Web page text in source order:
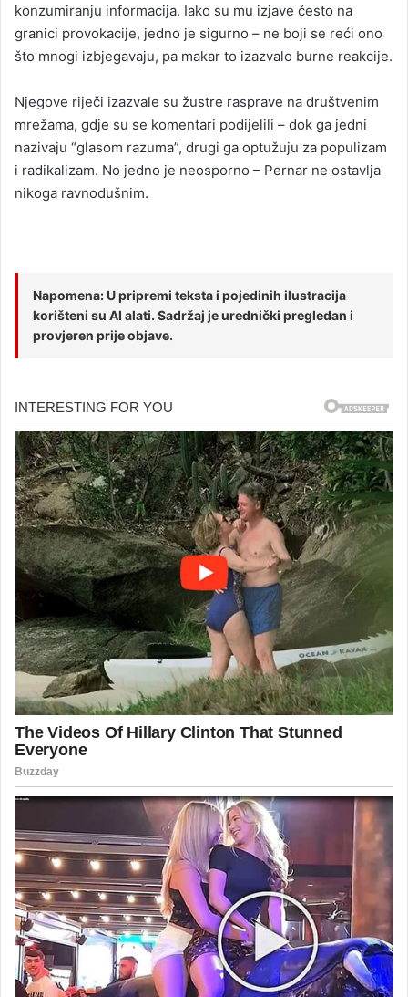
konzumiranju informacija. Iako su mu izjave često na
granici provokacije, jedno je sigurno – ne boji se reći ono
što mnogi izbjegavaju, pa makar to izazvalo burne reakcije.
Njegove riječi izazvale su žustre rasprave na društvenim
mrežama, gdje su se komentari podijelili – dok ga jedni
nazivaju “glasom razuma”, drugi ga optužuju za populizam
i radikalizam. No jedno je neosporno – Pernar ne ostavlja
nikoga ravnodušnim.
Napomena: U pripremi teksta i pojedinih ilustracija
korišteni su AI alati. Sadržaj je urednički pregledan i
provjeren prije objave.